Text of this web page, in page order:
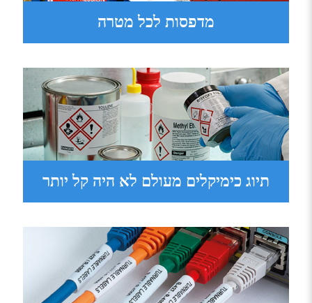
מדפסות לכל מטרה
תיוג כימיקלים מעולם לא היה קל יותר